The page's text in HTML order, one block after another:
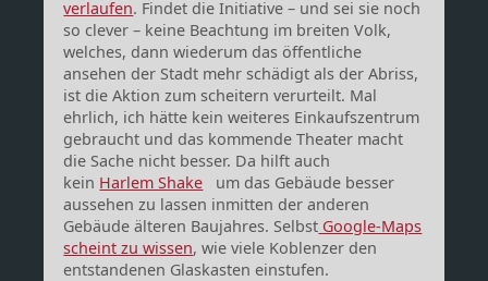
verlaufen. Findet die Initiative – und sei sie noch
so clever – keine Beachtung im breiten Volk,
welches, dann wiederum das öffentliche
ansehen der Stadt mehr schädigt als der Abriss,
ist die Aktion zum scheitern verurteilt. Mal
ehrlich, ich hätte kein weiteres Einkaufszentrum
gebraucht und das kommende Theater macht
die Sache nicht besser. Da hilft auch
kein Harlem Shake um das Gebäude besser
aussehen zu lassen inmitten der anderen
Gebäude älteren Baujahres. Selbst Google-Maps
scheint zu wissen, wie viele Koblenzer den
entstandenen Glaskasten einstufen.